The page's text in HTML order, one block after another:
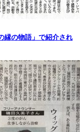
縁の物語」で紹介され